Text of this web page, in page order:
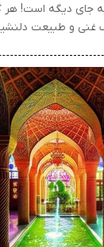
یه جای دیگه است!
غنی و طبیعت